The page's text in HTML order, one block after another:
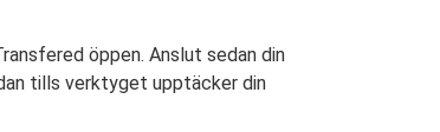
öppen. Anslut sedan din
tills verktyget upptäcker din